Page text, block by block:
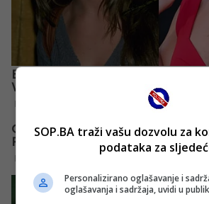
SOP.BA traži vašu dozvolu za
podataka za
Personalizirano oglašavanje i
oglašavanja i sadržaja, uvidi u